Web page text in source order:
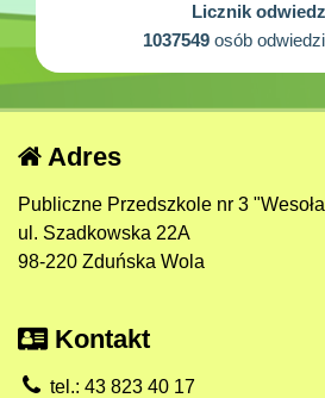
Licznik
1037549osób
Adres
Publiczne Przedszkole nr 3
ul. Szadkowska 22A
98-220 Zduńska Wola
Kontakt
tel.: 43 823 40 17